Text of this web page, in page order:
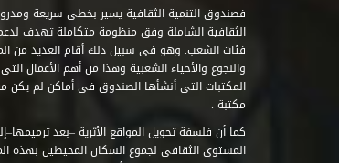
فصندوق التنمية الثقافية يسير بخطى سريعة
الثقافية الشاملة وفق منظومة متكاملة تهدف
فئات الشعب. وهو فى سبيل ذلك أقام العديد من
والنجوع والأحياء الشعبية وهذا من أهم الأعمال
مكتبة .
كما أن فلسفة تحويل المواقع الأثرية –بعد
المستوى الثقافى لجموع السكان المحيطين بهذه